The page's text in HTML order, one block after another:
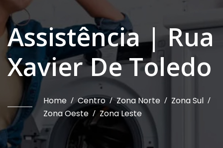
Assistência | Rua
Xavier De Toledo
Home / Centro / Zona Norte / Zona Sul /
Zona Oeste / Zona Leste